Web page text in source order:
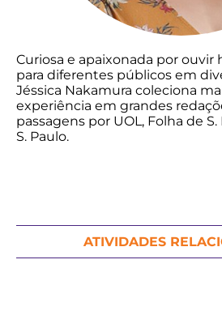
Curiosa e apaixonada por ouvir
para diferentes públicos em
Jéssica Nakamura coleciona
experiência em grandes
passagens por UOL, Folha de
S. Paulo.
ATIVIDADES